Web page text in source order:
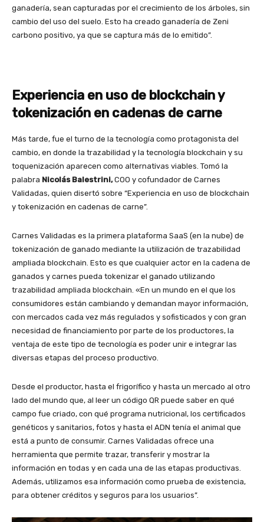
ganadería, sean capturadas por el crecimiento de los árboles, sin
cambio del uso del suelo. Esto ha creado ganadería de Zeni
carbono positivo, ya que se captura más de lo emitido”.
Experiencia en uso de blockchain y
tokenización en cadenas de carne
Más tarde, fue el turno de la tecnología como protagonista del
cambio, en donde la trazabilidad y la tecnología blockchain y su
toquenización aparecen como alternativas viables. Tomó la
palabra Nicolás Balestrini,COO y cofundador de Carnes
Validadas, quien disertó sobre “Experiencia en uso de blockchain
y tokenización en cadenas de carne”.
Carnes Validadas es la primera plataforma SaaS (en la nube) de
tokenización de ganado mediante la utilización de trazabilidad
ampliada blockchain. Esto es que cualquier actor en la cadena de
ganados y carnes pueda tokenizar el ganado utilizando
trazabilidad ampliada blockchain. «En un mundo en el que los
consumidores están cambiando y demandan mayor información,
con mercados cada vez más regulados y sofisticados y con gran
necesidad de financiamiento por parte de los productores, la
ventaja de este tipo de tecnología es poder unir e integrar las
diversas etapas del proceso productivo.
Desde el productor, hasta el frigorífico y hasta un mercado al otro
lado del mundo que, al leer un código QR puede saber en qué
campo fue criado, con qué programa nutricional, los certificados
genéticos y sanitarios, fotos y hasta el ADN tenía el animal que
está a punto de consumir. Carnes Validadas ofrece una
herramienta que permite trazar, transferir y mostrar la
información en todas y en cada una de las etapas productivas.
Además, utilizamos esa información como prueba de existencia,
para obtener créditos y seguros para los usuarios”.